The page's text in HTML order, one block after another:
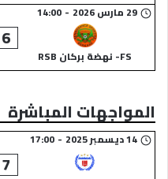
29 مارس 2026 -
14:00
FS- نهضة بركان RSB
6
المواجهات المباشرة
14 ديسمبر 2025 -
17:00
7